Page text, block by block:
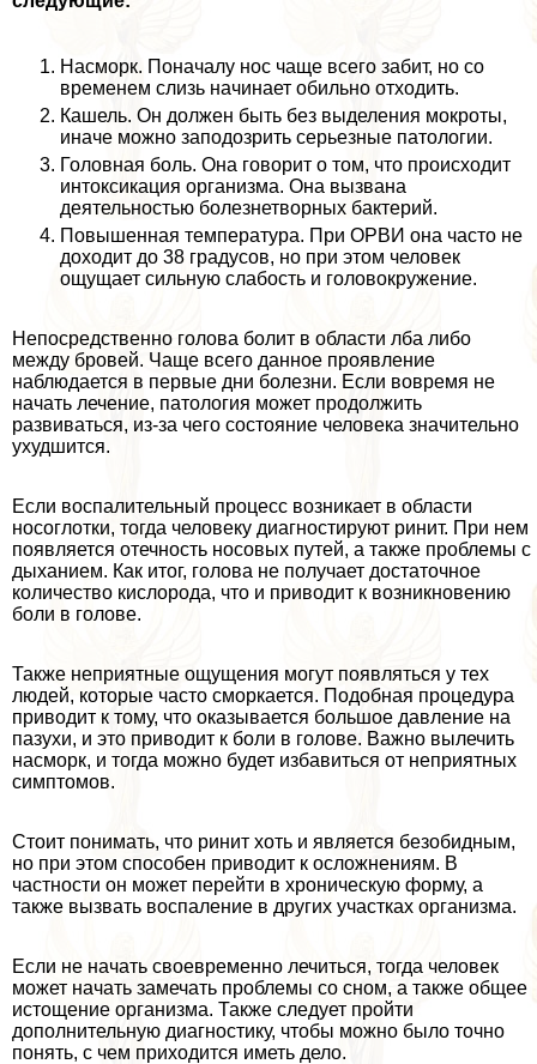
Насморк. Поначалу нос чаще всего забит, но со
временем слизь начинает обильно отходить.
Кашель. Он должен быть без выделения мокроты,
иначе можно заподозрить серьезные патологии.
Головная боль. Она говорит о том, что происходит
интоксикация организма. Она вызвана
деятельностью болезнетворных бактерий.
Повышенная температура. При ОРВИ она часто не
доходит до 38 градусов, но при этом человек
ощущает сильную слабость и головокружение.
Непосредственно голова болит в области лба либо
между бровей. Чаще всего данное проявление
наблюдается в первые дни болезни. Если вовремя не
начать лечение, патология может продолжить
развиваться, из-за чего состояние человека значительно
ухудшится.
Если воспалительный процесс возникает в области
носоглотки, тогда человеку диагностируют ринит. При нем
появляется отечность носовых путей, а также проблемы с
дыханием. Как итог, голова не получает достаточное
количество кислорода, что и приводит к возникновению
боли в голове.
Также неприятные ощущения могут появляться у тех
людей, которые часто сморкается. Подобная процедypa
приводит к тому, что оказывается большое давление на
пазухи, и это приводит к боли в голове. Важно вылечить
насморк, и тогда можно будет избавиться от неприятных
симптомов.
Стоит понимать, что ринит хоть и является безобидным,
но при этом способен приводит к осложнениям. В
частности он может перейти в хроническую форму, а
также вызвать воспаление в других участках организма.
Если не начать своевременно лечиться, тогда человек
может начать замечать проблемы со сном, а также общее
истощение организма. Также следует пройти
дополнительную диагностику, чтобы можно было точно
понять, с чем приходится иметь дело.